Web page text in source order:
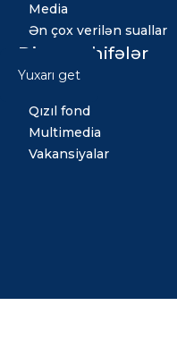
Media
Ən çox verilən suallar
Digər səhifələr
Qızıl fond
Multimedia
Vakansiyalar
Yuxarı get